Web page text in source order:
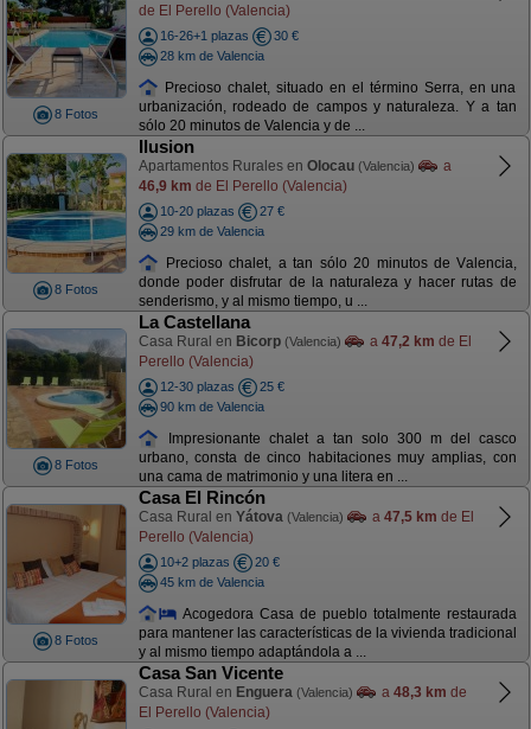
8 Fotos
de El Perello (Valencia)
16-26+1 plazas
30 €
28 km de Valencia
Precioso chalet, situado en el término Serra, en una
urbanización, rodeado de campos y naturaleza. Y a tan
sólo 20 minutos de Valencia y de ...
8 Fotos
Ilusion
Apartamentos Rurales en Olocau (Valencia)
a
46,9 km de El Perello (Valencia)
10-20 plazas
27 €
29 km de Valencia
Precioso chalet, a tan sólo 20 minutos de Valencia,
donde poder disfrutar de la naturaleza y hacer rutas de
senderismo, y al mismo tiempo, u ...
8 Fotos
La Castellana
Casa Rural en Bicorp (Valencia) a 47,2 km de El
Perello (Valencia)
12-30 plazas
25 €
90 km de Valencia
Impresionante chalet a tan solo 300 m del casco
urbano, consta de cinco habitaciones muy amplias, con
una cama de matrimonio y una litera en ...
8 Fotos
Casa El Rincón
Casa Rural en Yátova (Valencia) a 47,5 km de El
Perello (Valencia)
10+2 plazas
20 €
45 km de Valencia
Acogedora Casa de pueblo totalmente restaurada
para mantener las características de la vivienda tradicional
y al mismo tiempo adaptándola a ...
Casa San Vicente
Casa Rural en Enguera (Valencia) a 48,3 km de
El Perello (Valencia)